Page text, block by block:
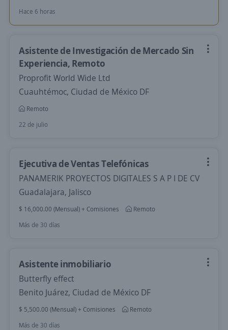
Hace 6 horas
Asistente de Investigación de Mercado Sin
Experiencia, Remoto
Proprofit World Wide Ltd
Cuauhtémoc, Ciudad de México DF
Remoto
22 de julio
Ejecutiva de Ventas Telefónicas
PANAMERIK PROYECTOS DIGITALES S A P I DE CV
Guadalajara, Jalisco
$ 16,000.00 (Mensual) + Comisiones
Remoto
Más de 30 días
Asistente inmobiliario
Butterfly effect
Benito Juárez, Ciudad de México DF
$ 5,500.00 (Mensual) + Comisiones
Remoto
Más de 30 días